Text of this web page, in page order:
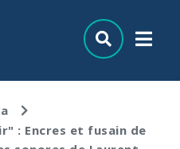
: Encres et fusain de